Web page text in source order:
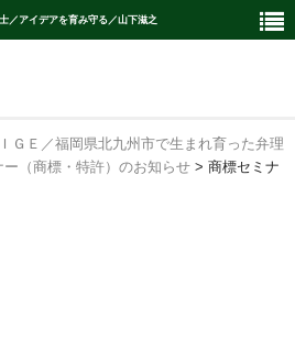
／アイデアを育み守る／山下滋之
ＧＥ／福岡県北九州市で生まれ育った弁理
ー（商標・特許）のお知らせ >商標セミナ